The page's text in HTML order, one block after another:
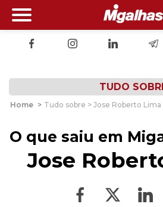
TUDO
Home > Tudo sobre > Jose Roberto Lima
O que saiu em
Jose